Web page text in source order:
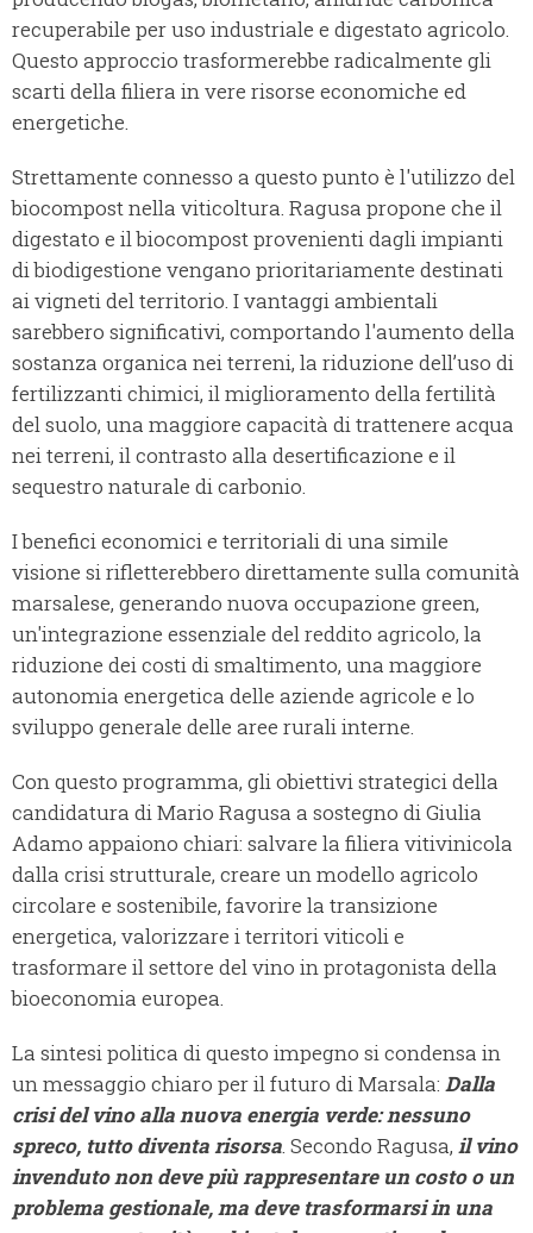
recuperabile per uso industriale e digestato agricolo.
Questo approccio trasformerebbe radicalmente gli
scarti della filiera in vere risorse economiche ed
energetiche.
Strettamente connesso a questo punto è l'utilizzo del
biocompost nella viticoltura. Ragusa propone che il
digestato e il biocompost provenienti dagli impianti
di biodigestione vengano prioritariamente destinati
ai vigneti del territorio. I vantaggi ambientali
sarebbero significativi, comportando l'aumento della
sostanza organica nei terreni, la riduzione dell’uso di
fertilizzanti chimici, il miglioramento della fertilità
del suolo, una maggiore capacità di trattenere acqua
nei terreni, il contrasto alla desertificazione e il
sequestro naturale di carbonio.
I benefici economici e territoriali di una simile
visione si rifletterebbero direttamente sulla comunità
marsalese, generando nuova occupazione green,
un'integrazione essenziale del reddito agricolo, la
riduzione dei costi di smaltimento, una maggiore
autonomia energetica delle aziende agricole e lo
sviluppo generale delle aree rurali interne.
Con questo programma, gli obiettivi strategici della
candidatura di Mario Ragusa a sostegno di Giulia
Adamo appaiono chiari: salvare la filiera vitivinicola
dalla crisi strutturale, creare un modello agricolo
circolare e sostenibile, favorire la transizione
energetica, valorizzare i territori viticoli e
trasformare il settore del vino in protagonista della
bioeconomia europea.
La sintesi politica di questo impegno si condensa in
un messaggio chiaro per il futuro di Marsala: Dalla
crisi del vino alla nuova energia verde:nessuno
spreco, tutto diventa risorsa. Secondo Ragusa, il vino
invenduto non deve più rappresentare un costo o un
problema gestionale, ma deve trasformarsi in una